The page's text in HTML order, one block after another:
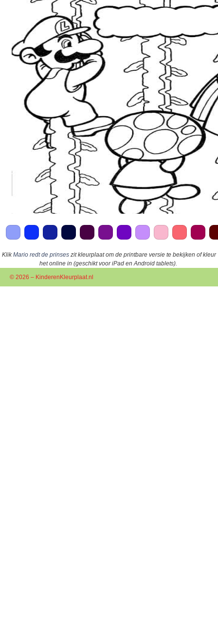
KlikMario redt de prinses zit kleurplaat om de printbare versie te bekijken of kleur
het online in (geschikt voor iPad en Android tablets).
© 2026 – KinderenKleurplaat.nl